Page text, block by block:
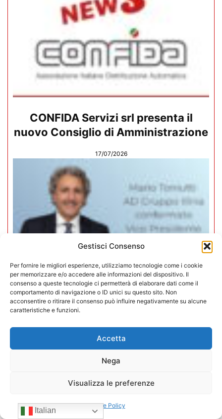
Gestisci Consenso
Per fornire le migliori esperienze, utilizziamo tecnologie come i cookie
per memorizzare e/o accedere alle informazioni del dispositivo. Il
consenso a queste tecnologie ci permetterà di elaborare dati come il
comportamento di navigazione o ID unici su questo sito. Non
acconsentire o ritirare il consenso può influire negativamente su alcune
caratteristiche e funzioni.
Accetta
Nega
Visualizza le preferenze
Cookie Policy
CONFIDA Servizi srl presenta il
nuovo Consiglio di Amministrazione
17/07/2026
Mario Toniutti confermato Vice
Presidente di CONFIDA per il
quadriennio 2026-2030
15/07/2026
Italian